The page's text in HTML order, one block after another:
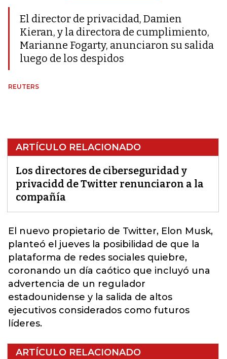
El director de privacidad, Damien
Kieran, y la directora de cumplimiento,
Marianne Fogarty, anunciaron su salida
luego de los despidos
REUTERS
ARTÍCULO RELACIONADO
Los directores de ciberseguridad y
privacidd de Twitter renunciaron a la
compañía
El nuevo propietario de Twitter, Elon Musk,
planteó el jueves la posibilidad de que la
plataforma de redes sociales quiebre,
coronando un día caótico que incluyó una
advertencia de un regulador
estadounidense y la salida de altos
ejecutivos considerados como futuros
líderes.
ARTÍCULO RELACIONADO